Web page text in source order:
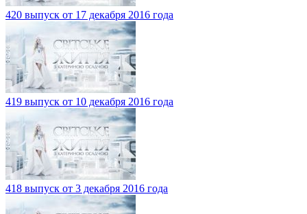
420 выпуск от 17 декабря 2016 года
419 выпуск от 10 декабря 2016 года
418 выпуск от 3 декабря 2016 года